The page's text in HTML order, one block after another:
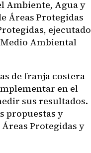
Ambiente, Agua y
Áreas Protegidas
ejecutado
Ambiental
de franja costera
en el
sus resultados.
propuestas y
Protegidas y